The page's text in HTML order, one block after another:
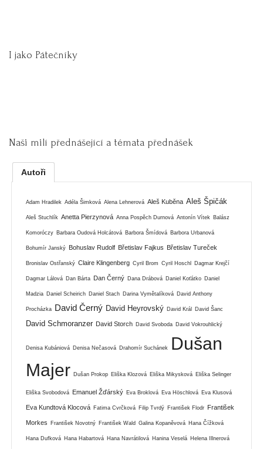
I jako Pátečníky
Naši milí přednášející a témata přednášek
Autoři
Adam Hradilek Adéla Šimková Alena Lehnerová Aleš Kuběna Aleš Špičák
Aleš Stuchlík Anetta Pierzynová Anna Pospěch Durnová Antonín Vítek Balász
Komoróczy Barbara Oudová Holcátová Barbora Šmídová Barbora Urbanová
Bohumír Janský Bohuslav Rudolf Břetislav Fajkus Břetislav Tureček
Bronislav Ostřanský Claire Klingenberg Cyril Brom Cyril Hoschl Dagmar Krejčí
Dagmar Lálová Dan Bárta Dan Černý Dana Drábová Daniel Koťátko Daniel
Madzia Daniel Scheirich Daniel Stach Darina Vymětalíková David Anthony
Procházka David Černý David Heyrovský David Král David Šanc
David Schmoranzer David Storch David Svoboda David Vokrouhlický
Denisa Kubániová Denisa Nečasová Drahomír Suchánek
Dušan
Majer Dušan Prokop Eliška Klozová Eliška Mikysková Eliška Selinger
Eliška Svobodová Emanuel Žďárský Eva Broklová Eva Höschlová Eva Klusová
Eva Kundtová Klocová Fatima Cvrčková Filip Tvrdý František Flodr František
Morkes František Novotný František Wald Galina Kopaněvová Hana Čížková
Hana Dufková Hana Habartová Hana Navrátilová Hanina Veselá Helena Illnerová